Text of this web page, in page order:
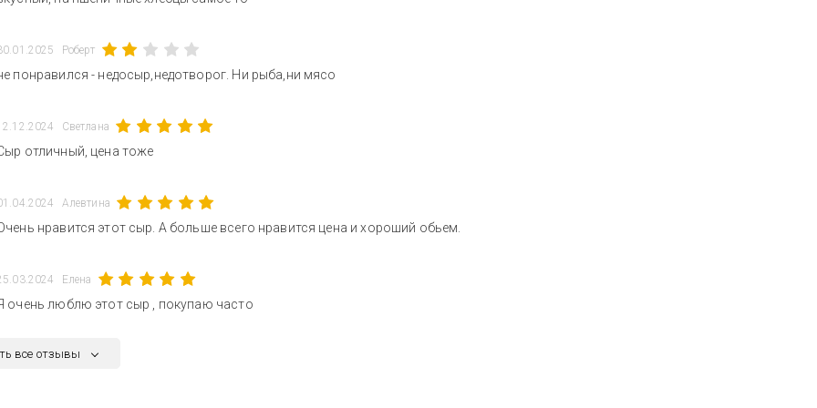
Роберт
понравился - недосыр,недотворог. Ни рыба,ни мясо
Светлана
отличный, цена тоже
Алевтина
нравится этот сыр. А больше всего нравится цена и хороший обьем.
Елена
очень люблю этот сыр , покупаю часто
все отзывы